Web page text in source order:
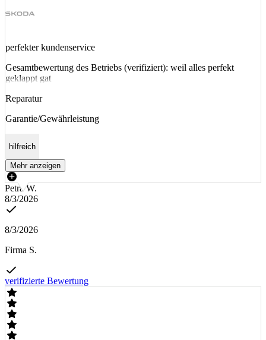
perfekter kundenservice
Gesamtbewertung des Betriebs (verifiziert): weil alles perfekt
geklappt gat
Reparatur
Garantie/Gewährleistung
hilfreich
Mehr anzeigen
Petra W.
8/3/2026
8/3/2026
Firma S.
verifizierte Bewertung